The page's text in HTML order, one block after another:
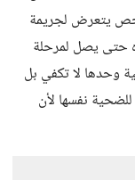
يتعرض لجريمة
حتى يصل لمرحلة
وحدها لا تكفي بل
نفسها لأن